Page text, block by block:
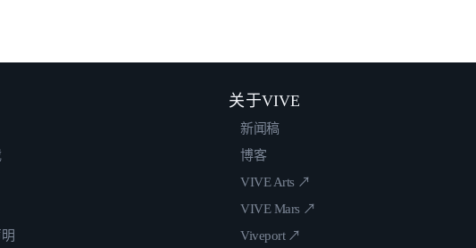
关于VIVE
新闻稿
博客
VIVE Arts ↗
VIVE Mars ↗
Viveport ↗